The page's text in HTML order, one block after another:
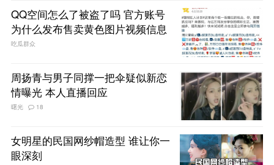
QQ空间怎么了被盗了吗 官方账号
为什么发布售卖黄色图片视频信息
吃瓜群众
周扬青与男子同撑一把伞疑似新恋
情曝光 本人直播回应
曙光 18
女明星的民国网纱帽造型 谁让你一
眼深刻